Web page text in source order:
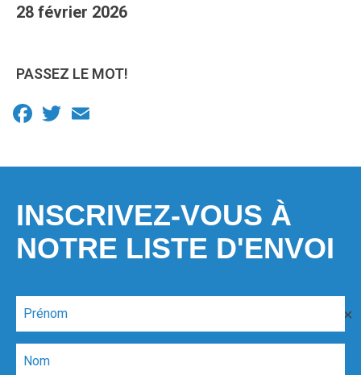
✕
28 février 2026
PASSEZ LE MOT!
Facebook
Twitter
INSCRIVEZ-VOUS À
NOTRE LISTE D'ENVOI